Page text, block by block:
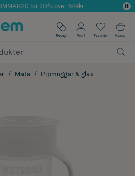
2025 inom Skönhet
för 20% över 649kr
✓ Fri frakt
på alla köp*
Recept Profil Favoriter Kassa
Mata Pipmuggar & glas